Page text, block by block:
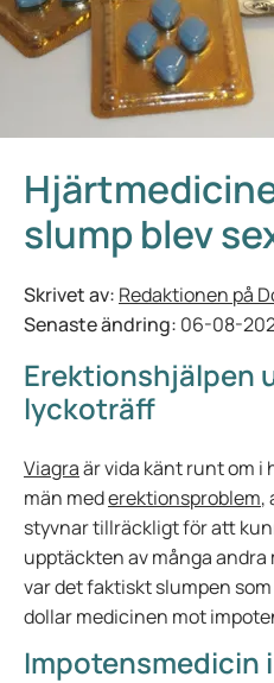
slump blev
Skrivet av: Redaktionen på
Senaste ändring: 06-08-
Erektionshjälpen
lyckoträff
Viagraär vida känt runt om i
män mederektionsproblem,
styvnar tillräckligt för att
upptäckten av många
var det faktiskt slumpen
dollar medicinen mot
Impotensmedicin